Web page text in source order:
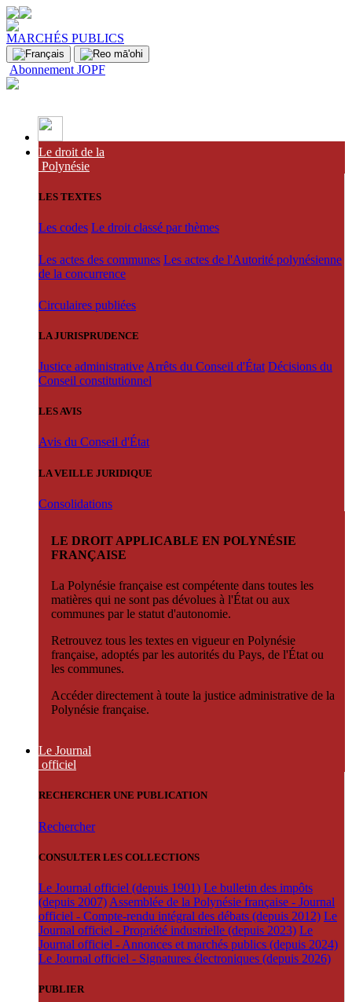
MARCHÉS PUBLICS
Abonnement JOPF
Le droit de la
Polynésie
LES TEXTES
Les codes Le droit classé par thèmes
Les actes des communes Les actes de l'Autorité polynésienne
de la concurrence
Circulaires publiées
LA JURISPRUDENCE
Justice administrative Arrêts du Conseil d'État Décisions du
Conseil constitutionnel
LES AVIS
Avis du Conseil d'État
LA VEILLE JURIDIQUE
Consolidations
LE DROIT APPLICABLE EN POLYNÉSIE
FRANÇAISE
La Polynésie française est compétente dans toutes les
matières qui ne sont pas dévolues à l'État ou aux
communes par le statut d'autonomie.
Retrouvez tous les textes en vigueur en Polynésie
française, adoptés par les autorités du Pays, de l'État ou
les communes.
Accéder directement à toute la justice administrative de la
Polynésie française.
Le Journal
officiel
RECHERCHER UNE PUBLICATION
Rechercher
CONSULTER LES COLLECTIONS
Le Journal officiel (depuis 1901) Le bulletin des impôts
(depuis 2007) Assemblée de la Polynésie française - Journal
officiel - Compte-rendu intégral des débats (depuis 2012) Le
Journal officiel - Propriété industrielle (depuis 2023) Le
Journal officiel - Annonces et marchés publics (depuis 2024)
Le Journal officiel - Signatures électroniques (depuis 2026)
PUBLIER